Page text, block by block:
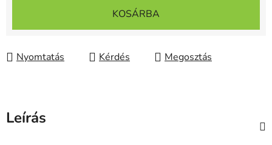
KOSÁRBA
Nyomtatás Kérdés Megosztás
Leírás